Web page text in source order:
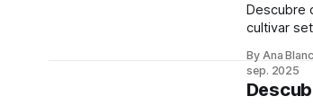
Descubre
cultivar
fresco y
tus recetas
orientales.
By Ana
sep. 2025